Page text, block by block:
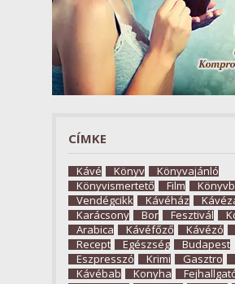
CÍMKE
Kávé Könyv
Könyvajánló
Könyvismertető
Film
Vendégcikk
Kávéház
Karácsony
Bor Fesztivál
Arabica
Kávéfőző Kávézó
Recept
Egészség
Budapest
Eszpresszó
Krimi Gasztro
Kávébab
Konyha